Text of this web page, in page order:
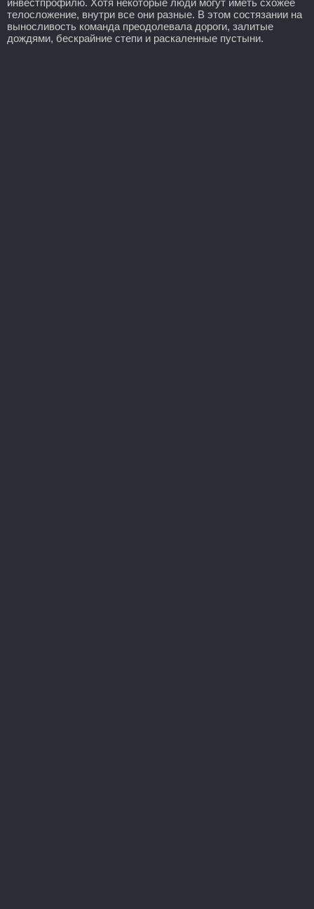
телосложение, внутри все они разные. В этом состязании на
выносливость команда преодолевала дороги, залитые
дождями, бескрайние степи и раскаленные пустыни.